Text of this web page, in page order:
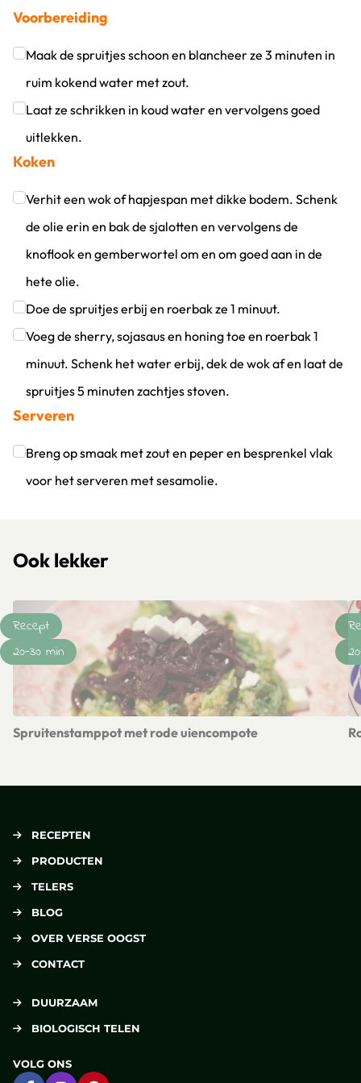
Voorbereiding
Maak de spruitjes schoon en blancheer ze 3 minuten in
ruim kokend water met zout.
Klik om dit selectievakje aan te vinken
Laat ze schrikken in koud water en vervolgens goed
uitlekken.
Klik om dit selectievakje aan te vinken
Koken
Verhit een wok of hapjespan met dikke bodem. Schenk
de olie erin en bak de sjalotten en vervolgens de
knoflook en gemberwortel om en om goed aan in de
hete olie.
Klik om dit selectievakje aan te vinken
Doe de spruitjes erbij en roerbak ze 1 minuut.
Klik om dit selectievakje aan te vinken
Voeg de sherry, sojasaus en honing toe en roerbak 1
minuut. Schenk het water erbij, dek de wok af en laat de
spruitjes 5 minuten zachtjes stoven.
Klik om dit selectievakje aan te vinken
Serveren
Breng op smaak met zout en peper en besprenkel vlak
voor het serveren met sesamolie.
Ook lekker
Spruitenstamppot met rode uiencompote
Recept
20-30 min
RECEPTEN
PRODUCTEN
TELERS
BLOG
OVER VERSE OOGST
CONTACT
DUURZAAM
BIOLOGISCH TELEN
VOLG ONS